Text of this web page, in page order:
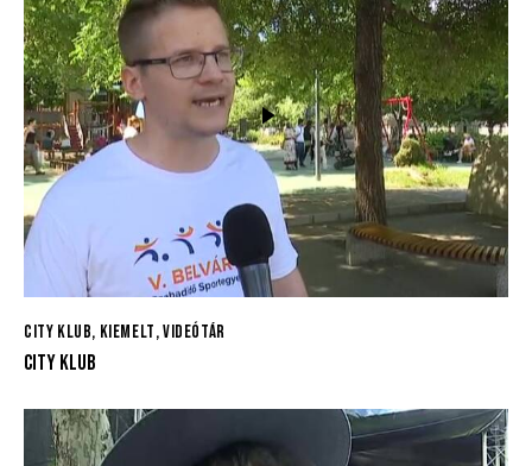
CITY KLUB, KIEMELT,VIDEÓTÁR
CITY KLUB